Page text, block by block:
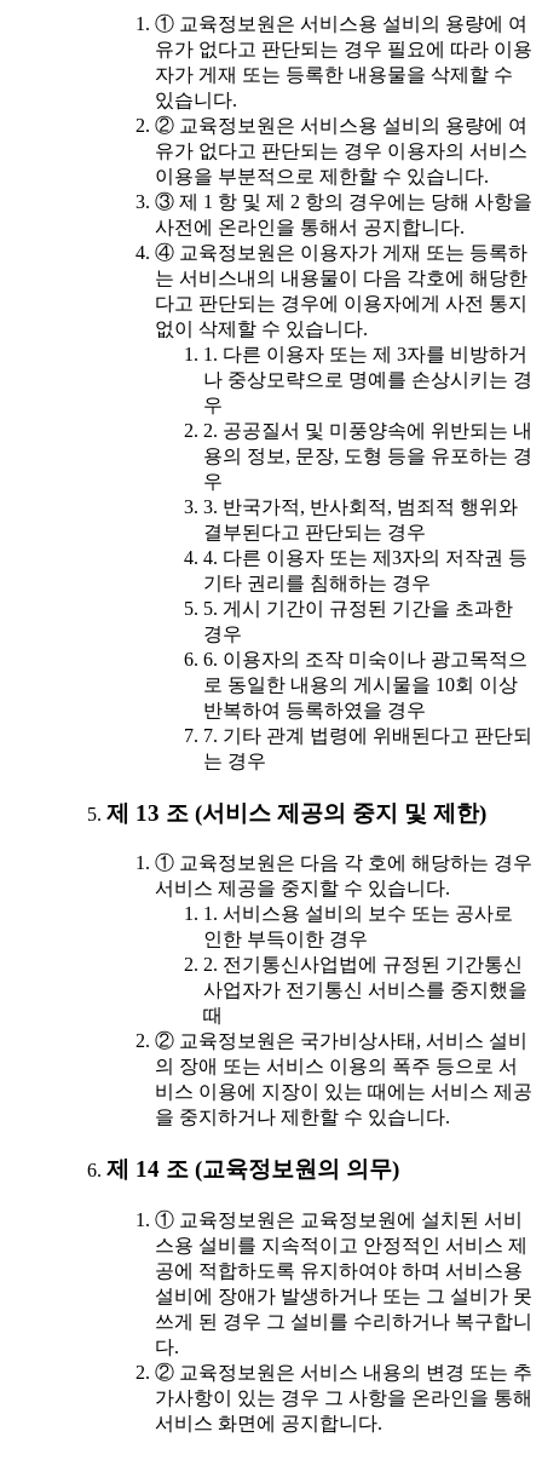
① 교육정보원은 서비스용 설비의 용량에 여
유가 없다고 판단되는 경우 필요에 따라 이용
자가 게재 또는 등록한 내용물을 삭제할 수
있습니다.
② 교육정보원은 서비스용 설비의 용량에 여
유가 없다고 판단되는 경우 이용자의 서비스
이용을 부분적으로 제한할 수 있습니다.
③ 제 1 항 및 제 2 항의 경우에는 당해 사항을
사전에 온라인을 통해서 공지합니다.
④ 교육정보원은 이용자가 게재 또는 등록하
는 서비스내의 내용물이 다음 각호에 해당한
다고 판단되는 경우에 이용자에게 사전 통지
없이 삭제할 수 있습니다.
1. 다른 이용자 또는 제 3자를 비방하거
나 중상모략으로 명예를 손상시키는 경
우
2. 공공질서 및 미풍양속에 위반되는 내
용의 정보, 문장, 도형 등을 유포하는 경
우
3. 반국가적, 반사회적, 범죄적 행위와
결부된다고 판단되는 경우
4. 다른 이용자 또는 제3자의 저작권 등
기타 권리를 침해하는 경우
5. 게시 기간이 규정된 기간을 초과한
경우
6. 이용자의 조작 미숙이나 광고목적으
로 동일한 내용의 게시물을 10회 이상
반복하여 등록하였을 경우
7. 기타 관계 법령에 위배된다고 판단되
는 경우
제 13 조 (서비스 제공의 중지 및 제한)
① 교육정보원은 다음 각 호에 해당하는 경우
서비스 제공을 중지할 수 있습니다.
1. 서비스용 설비의 보수 또는 공사로
인한 부득이한 경우
2. 전기통신사업법에 규정된 기간통신
사업자가 전기통신 서비스를 중지했을
때
② 교육정보원은 국가비상사태, 서비스 설비
의 장애 또는 서비스 이용의 폭주 등으로 서
비스 이용에 지장이 있는 때에는 서비스 제공
을 중지하거나 제한할 수 있습니다.
제 14 조 (교육정보원의 의무)
① 교육정보원은 교육정보원에 설치된 서비
스용 설비를 지속적이고 안정적인 서비스 제
공에 적합하도록 유지하여야 하며 서비스용
설비에 장애가 발생하거나 또는 그 설비가 못
쓰게 된 경우 그 설비를 수리하거나 복구합니
다.
② 교육정보원은 서비스 내용의 변경 또는 추
가사항이 있는 경우 그 사항을 온라인을 통해
서비스 화면에 공지합니다.